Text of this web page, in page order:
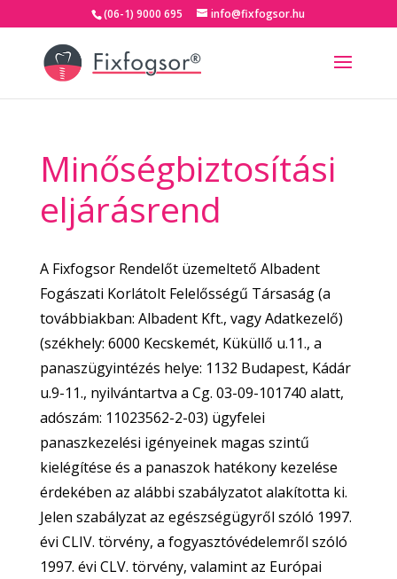
(06-1) 9000 695 info@fixfogsor.hu
Minőségbiztosítási
eljárásrend
A Fixfogsor Rendelőt üzemeltető Albadent
Fogászati Korlátolt Felelősségű Társaság (a
továbbiakban: Albadent Kft., vagy Adatkezelő)
(székhely: 6000 Kecskemét, Küküllő u.11., a
panaszügyintézés helye: 1132 Budapest, Kádár
u.9-11., nyilvántartva a Cg. 03-09-101740 alatt,
adószám: 11023562-2-03) ügyfelei
panaszkezelési igényeinek magas szintű
kielégítése és a panaszok hatékony kezelése
érdekében az alábbi szabályzatot alakította ki.
Jelen szabályzat az egészségügyről szóló 1997.
évi CLIV. törvény, a fogyasztóvédelemről szóló
1997. évi CLV. törvény, valamint az Európai